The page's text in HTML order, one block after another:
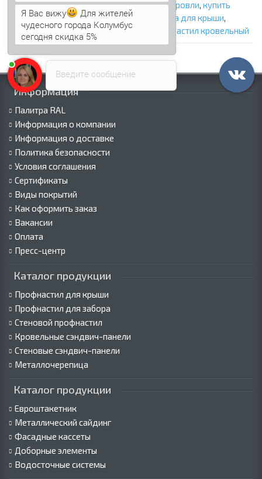
металлическая кровля,профнастил для кровли, купить
профнастил для крыши,цена профнастила для крыши,
профилированный лист для крыши
профнастил кровельный
Информация
Палитра RAL
Информация о компании
Информация о доставке
Политика безопасности
Условия соглашения
Сертификаты
Виды покрытий
Как оформить заказ
Вакансии
Оплата
Пресс-центр
Каталог продукции
Профнастил для крыши
Профнастил для забора
Стеновой профнастил
Кровельные сэндвич-панели
Стеновые сэндвич-панели
Металлочерепица
Каталог продукции
Евроштакетник
Металлический сайдинг
Фасадные кассеты
Доборные элементы
Водосточные системы
Введите сообщение
Я Вас вижу
Для жителей
чудесного города Колумбус
сегодня скидка 5%
Аннапечатает...